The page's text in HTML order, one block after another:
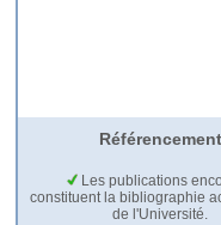
Référencement
Les publications
constituent la bibliographie
de l'Université.